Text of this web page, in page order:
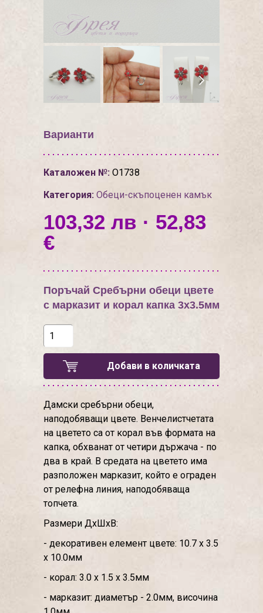
Варианти
Каталожен №: О1738
Категория: Обеци-скъпоценен камък
103,32 лв · 52,83
€
Поръчай Сребърни обеци цвете
с марказит и корал капка 3х3.5мм
Добави в количката
Дамски сребърни обеци,
наподобяващи цвете. Венчелистчетата
на цветето са от корал във формата на
капка, обхванат от четири държача - по
два в край. В средата на цветето има
разположен марказит, който е ограден
от релефна линия, наподобяваща
топчета.
Размери ДхШхВ:
- декоративен елемент цвете: 10.7 х 3.5
х 10.0мм
- корал: 3.0 х 1.5 х 3.5мм
- марказит: диаметър - 2.0мм, височина